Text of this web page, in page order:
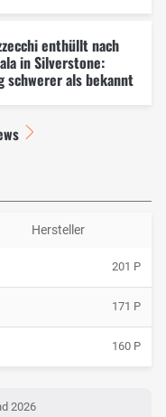
enthüllt nach
in Silverstone:
schwerer als bekannt
Hersteller
201 P
171 P
160 P
2026